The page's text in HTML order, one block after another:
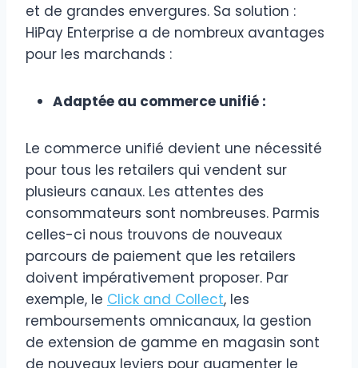
et de grandes envergures. Sa solution :
HiPay Enterprise a de nombreux avantages
pour les marchands :
Adaptée au commerce unifié :
Le commerce unifié devient une nécessité
pour tous les retailers qui vendent sur
plusieurs canaux. Les attentes des
consommateurs sont nombreuses. Parmis
celles-ci nous trouvons de nouveaux
parcours de paiement que les retailers
doivent impérativement proposer. Par
exemple, le Click and Collect, les
remboursements omnicanaux, la gestion
de extension de gamme en magasin sont
de nouveaux leviers pour augmenter le